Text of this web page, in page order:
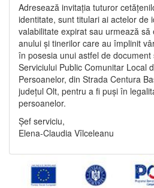
Adresează invitația tuturor
identitate, sunt titulari ai actelor de
valabilitate expirat sau urmează
anului și tinerilor care au împlinit
în posesia unui astfel de
Serviciului Public Comunitar Local
Persoanelor, din Strada Centura
județul Olt, pentru a fi puși în
persoanelor.
Șef serviciu,
Elena-Claudia Vîlceleanu